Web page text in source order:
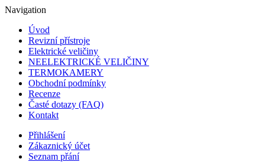
Navigation
Úvod
Revizní přístroje
Elektrické veličiny
NEELEKTRICKÉ VELIČINY
TERMOKAMERY
Obchodní podmínky
Recenze
Časté dotazy (FAQ)
Kontakt
Přihlášení
Zákaznický účet
Seznam přání